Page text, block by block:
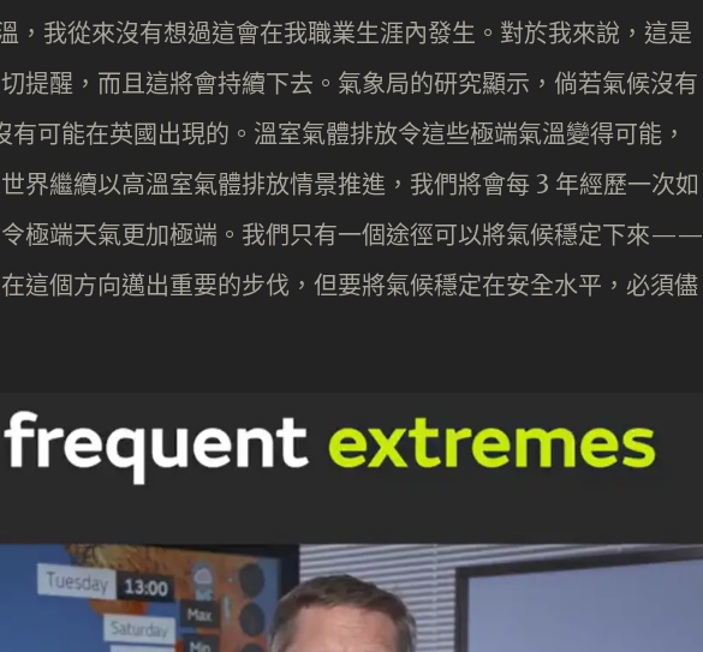
我從來沒有想過這會在我職業生涯內發生。對於我來說，這是
提醒，而且這將會持續下去。氣象局的研究顯示，倘若氣候沒有
可能在英國出現的。溫室氣體排放令這些極端氣溫變得可能，
界繼續以高溫室氣體排放情景推進，我們將會每 3 年經歷一次如
極端天氣更加極端。我們只有一個途徑可以將氣候穩定下來——
這個方向邁出重要的步伐，但要將氣候穩定在安全水平，必須儘